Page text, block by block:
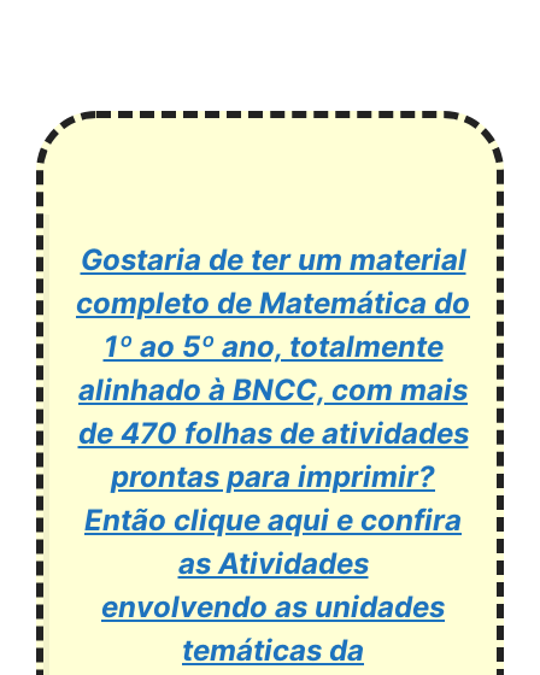
Gostaria de ter um material
completo de Matemática do
1º ao 5º ano, totalmente
alinhado à BNCC, com mais
de 470 folhas de atividades
prontas para imprimir?
Então clique aqui e confira
as Atividades
envolvendo as unidades
temáticas da